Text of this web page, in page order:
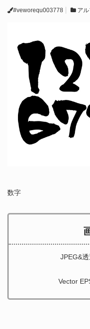
#veworequ003778 ア
数字
JPEG&
Vector